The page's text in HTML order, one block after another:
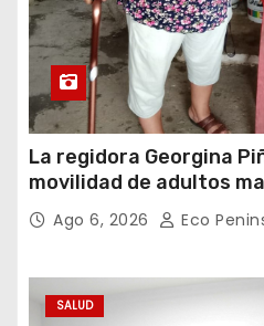
La regidora Georgina
movilidad de adultos
de aparatos ortopédicos
Ago 6, 2026 Eco
SALUD